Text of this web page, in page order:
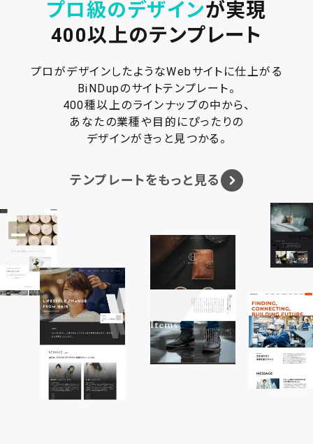
プロ級のデザインが実現
400以上のテンプレート
プロがデザインしたようなWebサイトに仕上がる
BiNDupのサイトテンプレート。
400種以上のラインナップの中から、
あなたの業種や目的にぴったりの
デザインがきっと見つかる。
テンプレートをもっと見る